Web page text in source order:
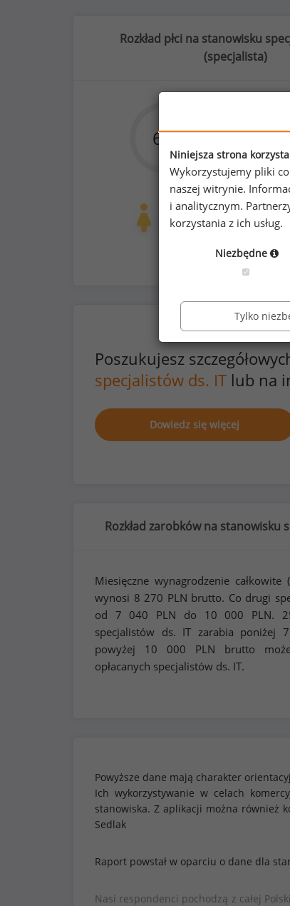
Rozkład płci na stanowisku
(specjalista)
6%
Kobiety
47
73%
prywatna opieka medyczna dla
Poszukujesz
specjalistów ds. IT lub na
Dowiedz się więcej
Rozkład zarobków na stanowisku
Miesięczne wynagrodzenie całkowite (
wynosi 8 270 PLN brutto. Co drugi
od 7 040 PLN do 10 000 PLN.
specjalistów ds. IT zarabia poniżej
powyżej 10 000 PLN brutto
opłacanych specjalistów ds. IT.
Powyższe dane mają charakter
Ich wykorzystywanie w celach
stanowiska. Z aplikacji można również
Sedlak
Raport powstał w oparciu o dane dla
Nasi respondenci pochodzą z całej
Niniejsza strona
Wykorzystujemy pliki
naszej witrynie.
i analitycznym.
korzystania z ich usług.
Niezbędne
Tylko